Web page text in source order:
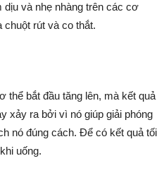
và nhẹ nhàng trên các cơ
chuột rút và co thắt.
thể bắt đầu tăng lên, mà kết quả
xảy ra bởi vì nó giúp giải phóng
nó đúng cách. Để có kết quả tối
uống.